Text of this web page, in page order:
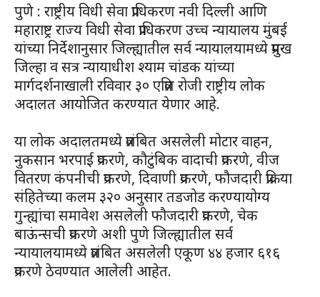
पुणे : राष्ट्रीय विधी सेवा प्राधिकरण नवी दिल्ली आणि
महाराष्ट्र राज्य विधी सेवा प्राधिकरण उच्च न्यायालय मुंबई
यांच्या निर्देशानुसार जिल्ह्यातील सर्व न्यायालयामध्ये प्रमुख
जिल्हा व सत्र न्यायाधीश श्याम चांडक यांच्या
मार्गदर्शनाखाली रविवार ३० एप्रिल रोजी राष्ट्रीय लोक
अदालत आयोजित करण्यात येणार आहे.
या लोक अदालतमध्ये प्रलंबित असलेली मोटार वाहन,
नुकसान भरपाई प्रकरणे, कौटुंबिक वादाची प्रकरणे, वीज
वितरण कंपनीची प्रकरणे, दिवाणी प्रकरणे, फौजदारी प्रक्रिया
संहितेच्या कलम ३२० अनुसार तडजोड करण्यायोग्य
गुन्ह्यांचा समावेश असलेली फौजदारी प्रकरणे, चेक
बाऊंन्सची प्रकरणे अशी पुणे जिल्ह्यातील सर्व
न्यायालयामध्ये प्रलंबित असलेली एकूण ४४ हजार ६१६
प्रकरणे ठेवण्यात आलेली आहेत.